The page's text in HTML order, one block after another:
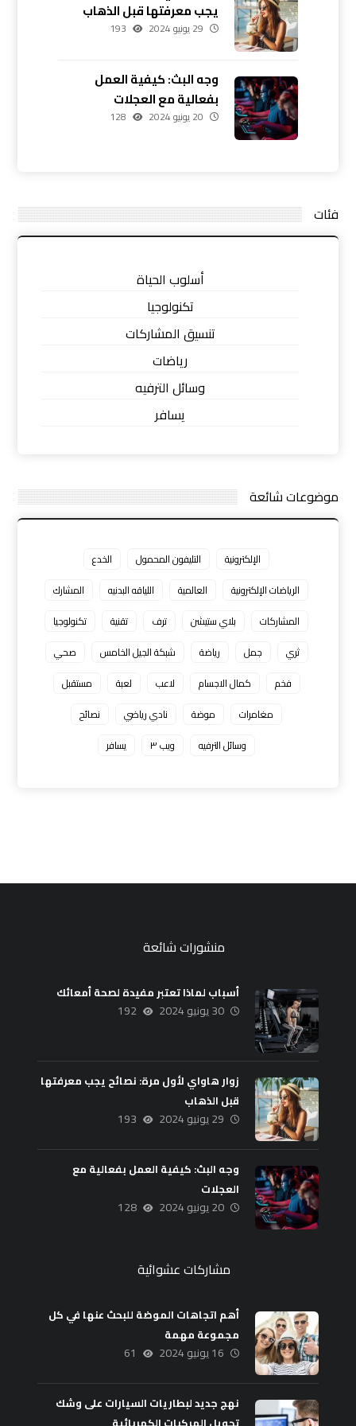
يجب معرفتها قبل الذهاب
29 يونيو 2024 193
وجه البث: كيفية العمل
بفعالية مع العجلات
20 يونيو 2024 128
فئات
أسلوب الحياة
تكنولوجيا
تنسيق المشاركات
رياضات
وسائل الترفيه
يسافر
موضوعات شائعة
الإلكترونية التليفون المحمول
الخدع
الرياضات الإلكترونية
العالمية اللياقه البدنيه
المشارك
المشاركات
بلاي ستيشن ترف تقنية
تكنولوجيا
ثري
جمل رياضة شبكة الجيل الخامس
صحي
فخم
كمال الاجسام لاعب لعبة
مستقبل
مغامرات
موضة نادي رياضي
نصائح
وسائل الترفيه
ويب ٣ يسافر
منشورات شائعة
أسباب لماذا تعتبر مفيدة لصحة أمعائك
30 يونيو 2024 192
زوار هاواي لأول مرة: نصائح يجب معرفتها
قبل الذهاب
29 يونيو 2024 193
وجه البث: كيفية العمل بفعالية مع
العجلات
20 يونيو 2024 128
مشاركات عشوائية
أهم اتجاهات الموضة للبحث عنها في كل
مجموعة مهمة
16 يونيو 2024 61
نهج جديد لبطاريات السيارات على وشك